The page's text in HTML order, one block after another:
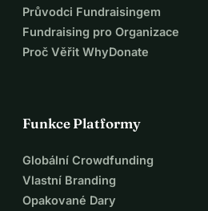
Průvodci Fundraisingem
Fundraising pro Organizace
Proč Věřit WhyDonate
Funkce Platformy
Globální Crowdfunding
Vlastní Branding
Opakované Dary